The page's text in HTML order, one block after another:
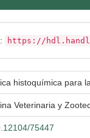
https://
histoquímica para
Veterinaria y
75447